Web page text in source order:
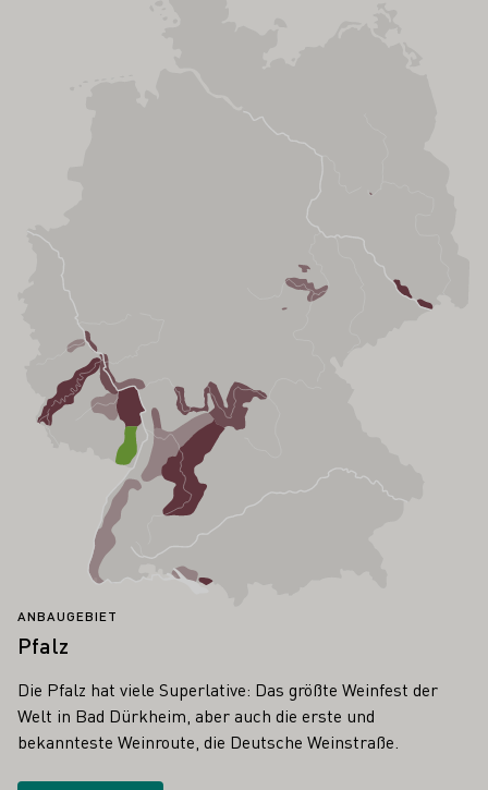
ANBAUGEBIET
Pfalz
Die Pfalz hat viele Superlative: Das größte Weinfest der
Welt in Bad Dürkheim, aber auch die erste und
bekannteste Weinroute, die Deutsche Weinstraße.